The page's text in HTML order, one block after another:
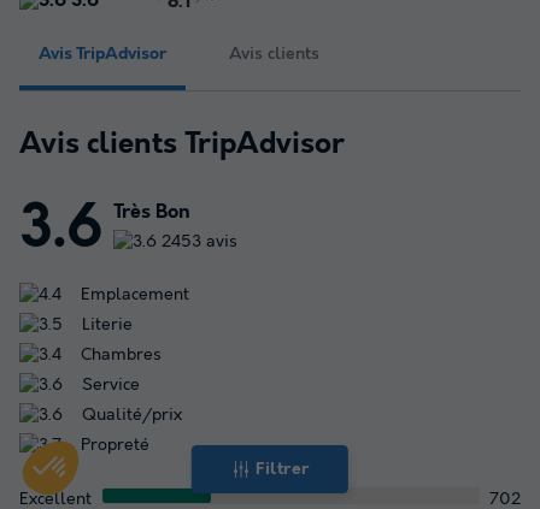
Filtrer
Avis TripAdvisor Avis clients
Avis clients TripAdvisor
3.6 Très Bon
2453 avis
Emplacement
Literie
Chambres
Service
Qualité/prix
Propreté
Excellent 702